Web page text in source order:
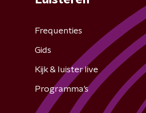
Frequenties
Gids
Kijk & luister live
Programma's